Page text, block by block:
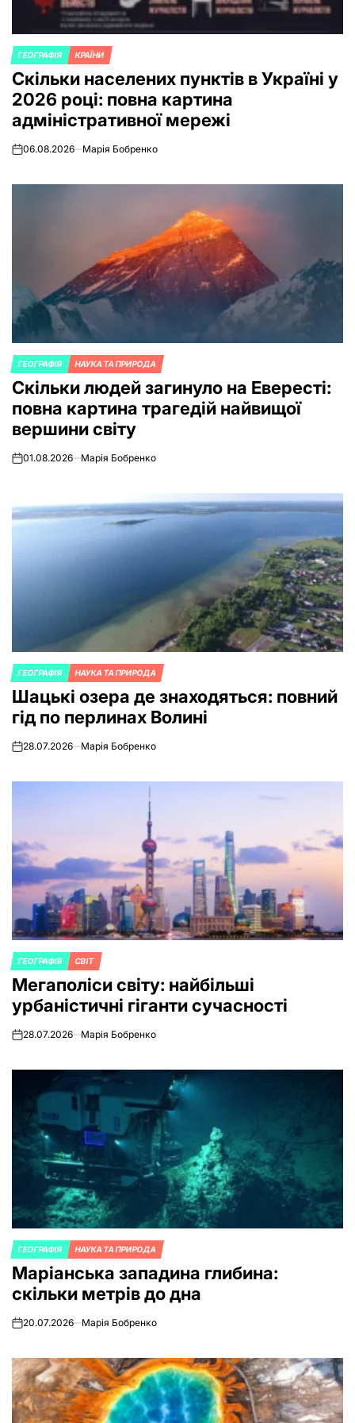
POSTED
IN
ГЕОГРАФІЯ КРАЇНИ
Скільки населених пунктів в Україні у
2026 році: повна картина
адміністративної мережі
on06.08.2026 Марія Бобренко
POSTED
IN
ГЕОГРАФІЯ НАУКА ТА ПРИРОДА
Скільки людей загинуло на Евересті:
повна картина трагедій найвищої
вершини світу
on01.08.2026 Марія Бобренко
POSTED
IN
ГЕОГРАФІЯ НАУКА ТА ПРИРОДА
Шацькі озера де знаходяться: повний
гід по перлинах Волині
on28.07.2026 Марія Бобренко
POSTED
IN
ГЕОГРАФІЯ СВІТ
Мегаполіси світу: найбільші
урбаністичні гіганти сучасності
on28.07.2026 Марія Бобренко
POSTED
IN
ГЕОГРАФІЯ НАУКА ТА ПРИРОДА
Маріанська западина глибина:
скільки метрів до дна
on20.07.2026 Марія Бобренко